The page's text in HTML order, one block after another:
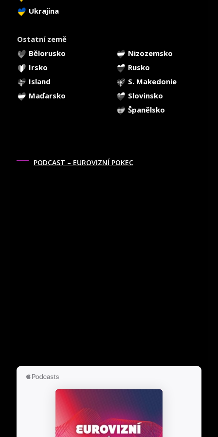
Ukrajina
Ostatní země
Bělorusko
Nizozemsko
Irsko
Rusko
Island
S. Makedonie
Maďarsko
Slovinsko
Španělsko
PODCAST – EUROVIZNÍ POKEC